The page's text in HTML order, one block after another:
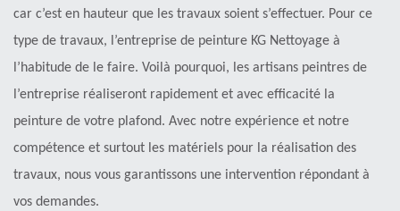
car c’est en hauteur que les travaux soient s’effectuer. Pour ce
type de travaux, l’entreprise de peinture KG Nettoyage à
l’habitude de le faire. Voilà pourquoi, les artisans peintres de
l’entreprise réaliseront rapidement et avec efficacité la
peinture de votre plafond. Avec notre expérience et notre
compétence et surtout les matériels pour la réalisation des
travaux, nous vous garantissons une intervention répondant à
vos demandes.